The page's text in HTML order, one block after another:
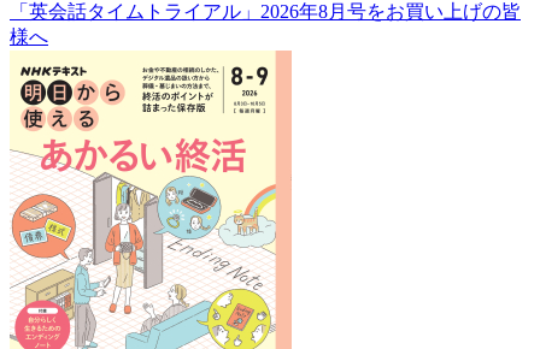
「英会話タイムトライアル」2026年8月号をお買い上げの皆
様へ